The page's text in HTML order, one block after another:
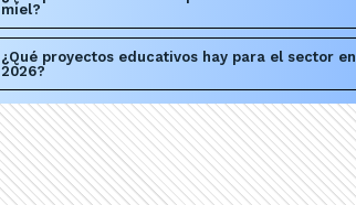
miel?
¿Qué proyectos educativos hay para el sector en
2026?